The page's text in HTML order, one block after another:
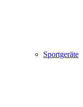
Sportgeräte